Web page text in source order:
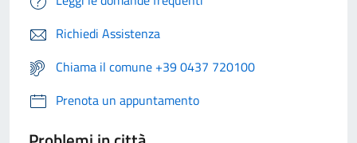
Richiedi Assistenza
Chiama il comune +39 0437 720100
Prenota un appuntamento